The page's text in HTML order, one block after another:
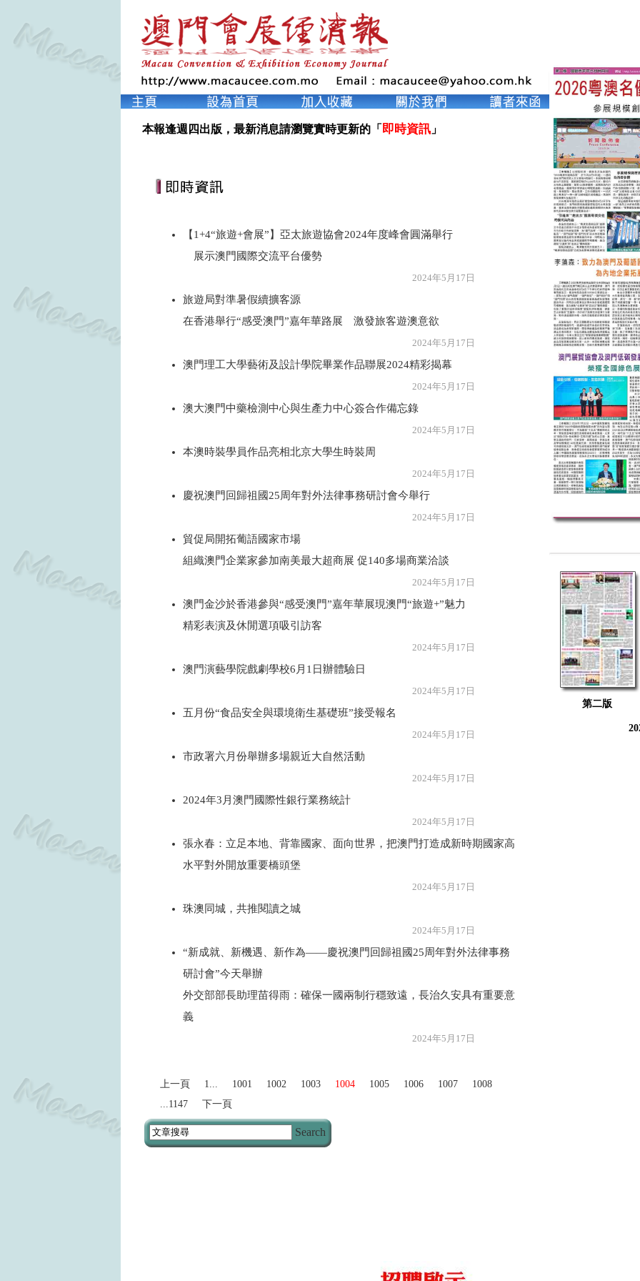
本報逢週四出版，最新消息請瀏覽實時更新的「 即時資訊」
【1+4“旅遊+會展”】亞太旅遊協會2024年度峰會圓滿舉行
展示澳門國際交流平台優勢
2024年5月17日
旅遊局對準暑假續擴客源
在香港舉行“感受澳門”嘉年華路展 激發旅客遊澳意欲
2024年5月17日
澳門理工大學藝術及設計學院畢業作品聯展2024精彩揭幕
2024年5月17日
澳大澳門中藥檢測中心與生產力中心簽合作備忘錄
2024年5月17日
本澳時裝學員作品亮相北京大學生時裝周
2024年5月17日
慶祝澳門回歸祖國25周年對外法律事務研討會今舉行
2024年5月17日
貿促局開拓葡語國家市場
組織澳門企業家參加南美最大超商展 促140多場商業洽談
2024年5月17日
澳門金沙於香港參與“感受澳門”嘉年華展現澳門“旅遊+”魅力
精彩表演及休閒選項吸引訪客
2024年5月17日
澳門演藝學院戲劇學校6月1日辦體驗日
2024年5月17日
五月份“食品安全與環境衛生基礎班”接受報名
2024年5月17日
市政署六月份舉辦多場親近大自然活動
2024年5月17日
2024年3月澳門國際性銀行業務統計
2024年5月17日
張永春：立足本地、背靠國家、面向世界，把澳門打造成新時期國家高
水平對外開放重要橋頭堡
2024年5月17日
珠澳同城，共推閱讀之城
2024年5月17日
“新成就、新機遇、新作為——慶祝澳門回歸祖國25周年對外法律事務
研討會”今天舉辦
外交部部長助理苗得雨：確保一國兩制行穩致遠，長治久安具有重要意
義
2024年5月17日
上一頁 1... 1001 1002 1003 1004 1005 1006 1007
1008
...1147
下一頁
Search
第二版